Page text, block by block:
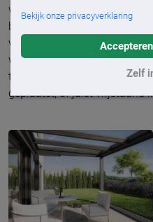
Bekijk onze privacyverklaring
Zelf
willen komen, diners met
buren. Je kunt kiezen voor
voor extra glazen wanden.
waar je écht het hele jaar
terrasoverkappingen kunnen
geplaatst, of juist vrijstaand